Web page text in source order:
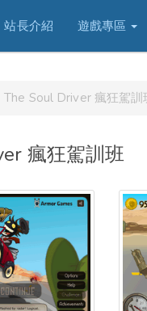
站長介紹 遊戲專區
The Soul Driver 瘋狂駕訓
瘋狂駕訓班